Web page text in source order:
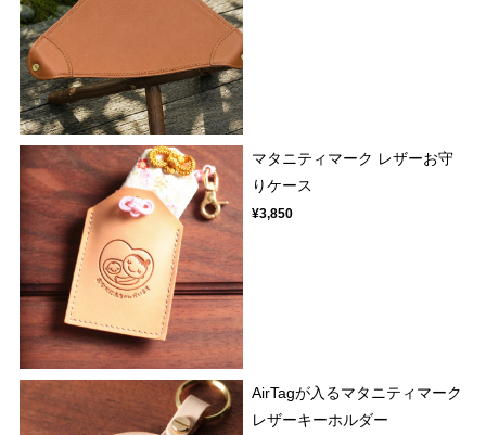
マタニティマーク レザーお守
りケース
¥3,850
AirTagが入るマタニティマーク
レザーキーホルダー